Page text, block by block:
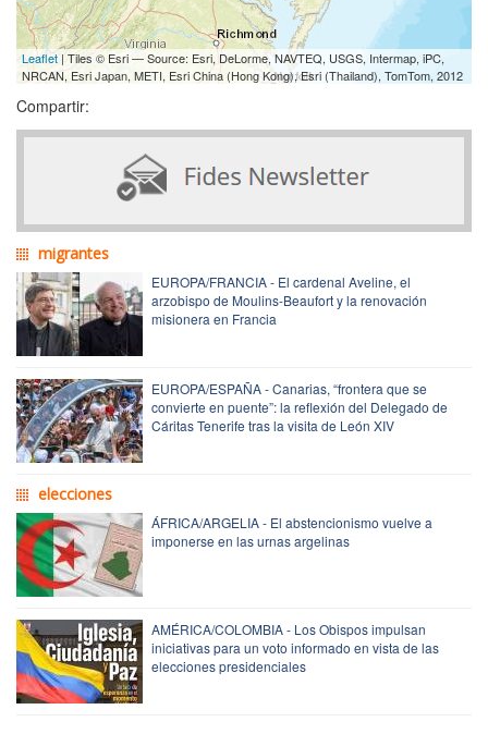
Leaflet| Tiles © Esri — Source: Esri, DeLorme, NAVTEQ, USGS, Intermap, iPC,
NRCAN, Esri Japan, METI, Esri China (Hong Kong), Esri (Thailand), TomTom, 2012
Compartir:
migrantes
EUROPA/FRANCIA - El cardenal Aveline, el
arzobispo de Moulins-Beaufort y la renovación
misionera en Francia
EUROPA/ESPAÑA - Canarias, “frontera que se
convierte en puente”: la reflexión del Delegado de
Cáritas Tenerife tras la visita de León XIV
elecciones
ÁFRICA/ARGELIA - El abstencionismo vuelve a
imponerse en las urnas argelinas
AMÉRICA/COLOMBIA - Los Obispos impulsan
iniciativas para un voto informado en vista de las
elecciones presidenciales